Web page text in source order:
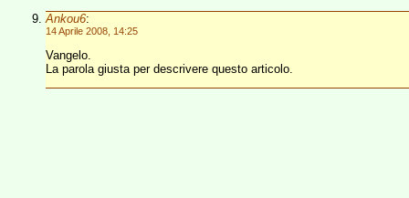
Ankou6:
14 Aprile 2008, 14:25
Vangelo.
La parola giusta per descrivere questo articolo.